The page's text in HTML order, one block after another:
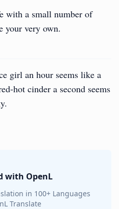
with a small number of
your very own.
girl an hour seems like a
hot cinder a second seems
with OpenL
in 100+ Languages
Translate